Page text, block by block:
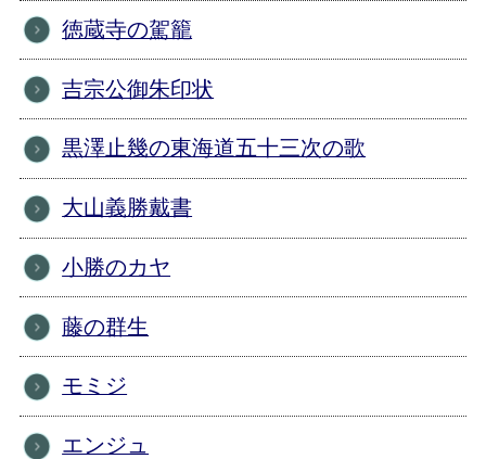
徳蔵寺の駕籠
吉宗公御朱印状
黒澤止幾の東海道五十三次の歌
大山義勝戴書
小勝のカヤ
藤の群生
モミジ
エンジュ